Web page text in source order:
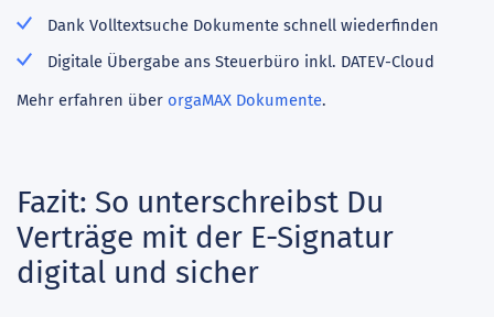
Dank Volltextsuche Dokumente schnell wiederfinden
Digitale Übergabe ans Steuerbüro inkl. DATEV-Cloud
Mehr erfahren über orgaMAX Dokumente.
Fazit: So unterschreibst Du
Verträge mit der E-Signatur
digital und sicher